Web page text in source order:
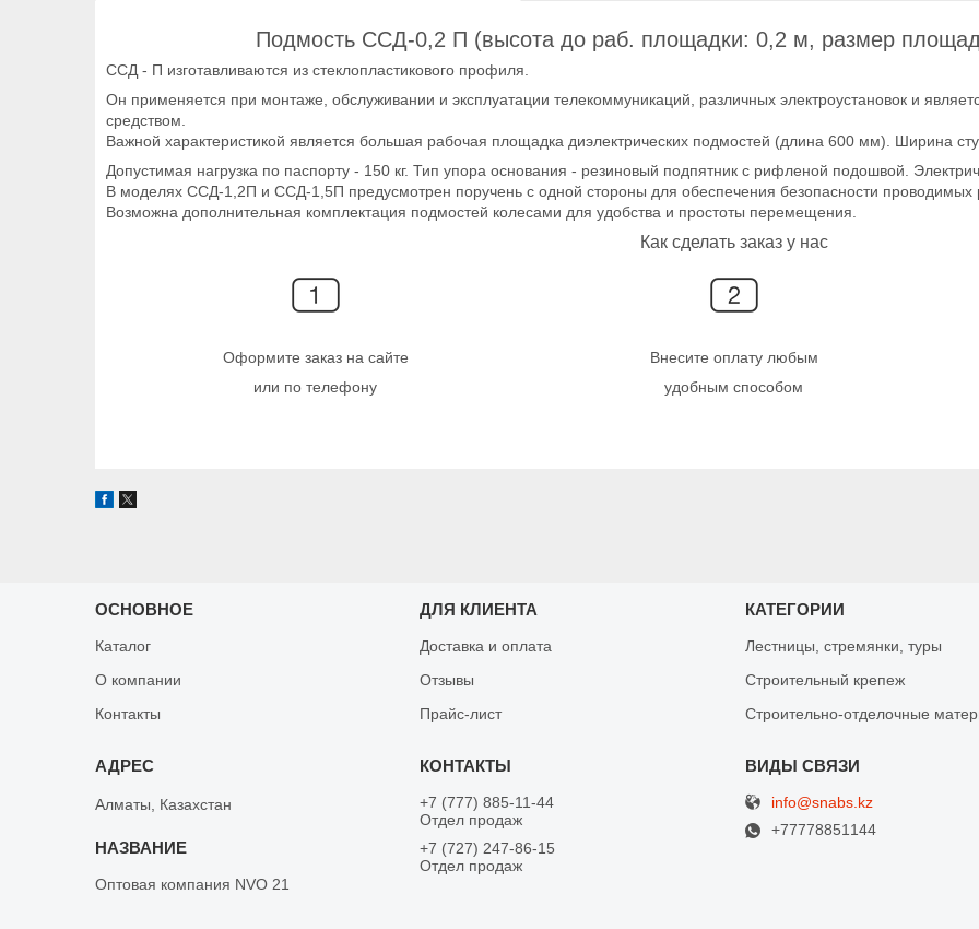
Подмость ССД-0,2 П (высота до раб. площадки: 0,2 м, размер
ССД - П изготавливаются из стеклопластикового профиля.
Он применяется при монтаже, обслуживании и эксплуатации телекоммуникаций, различных электроустановок и
средством.
Важной характеристикой является большая рабочая площадка диэлектрических подмостей (длина 600 мм). Ширина
Допустимая нагрузка по паспорту - 150 кг. Тип упора основания - резиновый подпятник с рифленой подошвой.
В моделях ССД-1,2П и ССД-1,5П предусмотрен поручень с одной стороны для обеспечения безопасности проводимых
Возможна дополнительная комплектация подмостей колесами для удобства и простоты перемещения.
Как сделать заказ у нас
Оформите заказ на сайте
или по телефону
Внесите оплату любым
удобным способом
ОСНОВНОЕ
Каталог
О компании
Контакты
ДЛЯ КЛИЕНТА
Доставка и оплата
Отзывы
Прайс-лист
КАТЕГОРИИ
Лестницы, стремянки, туры
Строительный крепеж
Строительно-отделочные
Алматы, Казахстан
Оптовая компания NVO 21
+7 (777) 885-11-44
Отдел продаж
+7 (727) 247-86-15
Отдел продаж
info@snabs.kz
+77778851144